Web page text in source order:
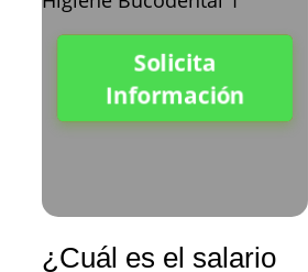
Solicita
Información
¿Cuál es el salario